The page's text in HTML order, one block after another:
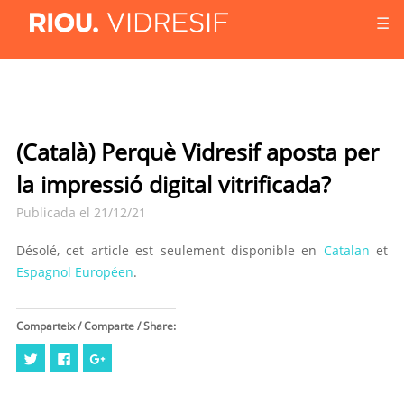
☰
(Català) Perquè Vidresif aposta per
la impressió digital vitrificada?
Publicada el 21/12/21
Désolé, cet article est seulement disponible en Catalan et
Espagnol Européen.
Comparteix / Comparte / Share:
Cliquez
pour
partager
Cliquez
pour
partagerpartager